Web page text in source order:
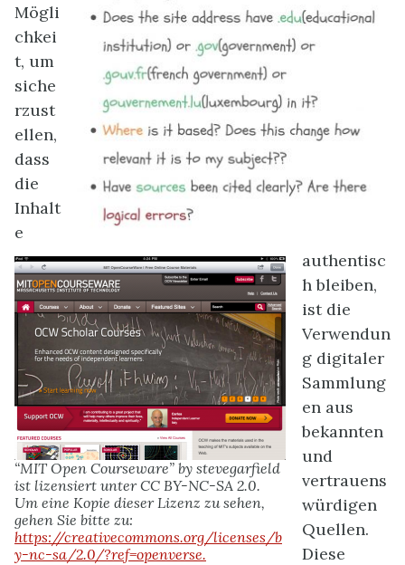
“MIT Open Courseware” by stevegarfield
ist lizensiert unter CC BY-NC-SA 2.0.
Um eine Kopie dieser Lizenz zu sehen,
gehen Sie bitte zu:
https://creativecommons.org/licenses/b
y-nc-sa/2.0/?ref=openverse.
Mögli
chkei
t, um
siche
rzust
ellen,
dass
die
Inhalt
e
authentisc
h bleiben,
ist die
Verwendun
g digitaler
Sammlung
en aus
bekannten
und
vertrauens
würdigen
Quellen.
Diese